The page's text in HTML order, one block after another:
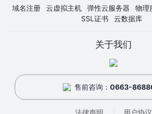
域名注册 云虚拟主机 弹性云服务器 物理
SSL证书
云数据库
关于我们
售前咨询： 0663-
法律声明 用户协议